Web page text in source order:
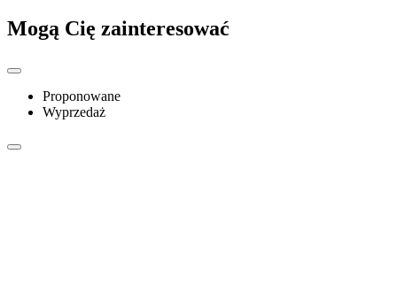
Mogą Cię zainteresować
Proponowane
Wyprzedaż